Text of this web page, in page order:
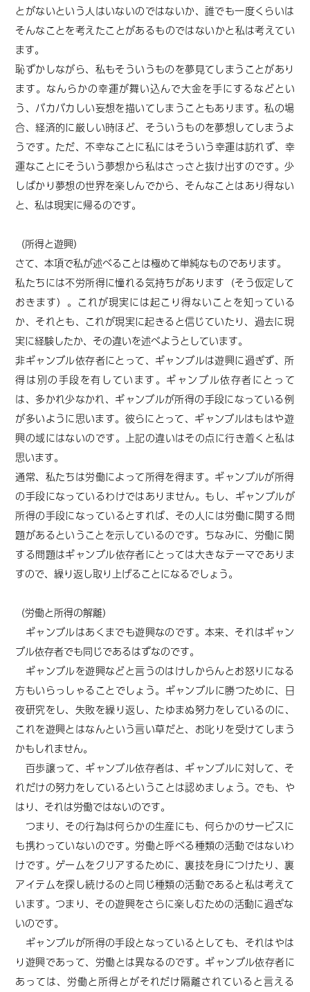
とがないという人はいないのではないか、誰でも一度くらいは
そんなことを考えたことがあるものではないかと私は考えてい
ます。
恥ずかしながら、私もそういうものを夢見てしまうことがあり
ます。なんらかの幸運が舞い込んで大金を手にするなどとい
う、バカバカしい妄想を描いてしまうこともあります。私の場
合、経済的に厳しい時ほど、そういうものを夢想してしまうよ
うです。ただ、不幸なことに私にはそういう幸運は訪れず、幸
運なことにそういう夢想から私はさっさと抜け出すのです。少
しばかり夢想の世界を楽しんでから、 そんなことはあり得ない
と、私は現実に帰るのです。
（所得と遊興）
さて、本項で私が述べることは極めて単純なものであります。
私たちには不労所得に憧れる気持ちがあります（そう仮定して
おきます）。これが現実には起こり得ないことを知っている
か、それとも、 これが現実に起きると信じていたり、過去に現
実に経験したか、その違いを述べようとしています。
非ギャンブル依存者にとって、ギャンブルは遊興に過ぎず、所
得は別の手段を有しています。ギャンブル依存者にとって
は、多かれ少なかれ、 ギャンブルが所得の手段になっている例
が多いように思います。 彼らにとって、ギャンブルはもはや遊
興の域にはないのです。上記の違いはその点に行き着くと私は
思います。
通常、私たちは労働によって所得を得ます。ギャンブルが所得
の手段になっているわけではありません。もし、ギャンブルが
所得の手段になっているとすれば、その人には労働に関する問
題があるということを示しているのです。 ちなみに、 労働に関
する問題はギャンブル依存者にとっては大きなテーマでありま
すので、繰り返し取り上げることになるでしょう。
（労働と所得の解離）
ギャンブルはあくまでも遊興なのです。本来、それはギャン
ブル依存者でも同じであるはずなのです。
ギャンブルを遊興などと言うのはけしからんとお怒りになる
方もいらっしゃることでしょう。ギャンブルに勝つために、日
夜研究をし、失敗を繰り返し、たゆまぬ努力をしているのに、
これを遊興とはなんという言い草だと、お叱りを受けてしまう
かもしれません。
百歩譲って、ギャンブル依存者は、ギャンブルに対して、そ
れだけの努力をしているということは認めましょう。でも、や
はり、それは労働ではないのです。
つまり、その行為は何らかの生産にも、何らかのサービスに
も携わっていないのです。労働と呼べる種類の活動ではないわ
けです。ゲームをクリアするために、裏技を身につけたり、裏
アイテムを探し続けるのと同じ種類の活動であると私は考えて
います。 つまり、 その遊興をさらに楽しむための活動に過ぎな
いのです。
ギャンブルが所得の手段となっているとしても、それはやは
り遊興であって、労働とは異なるのです。ギャンブル依存者に
あっては、労働と所得とがそれだけ隔離されていると言える